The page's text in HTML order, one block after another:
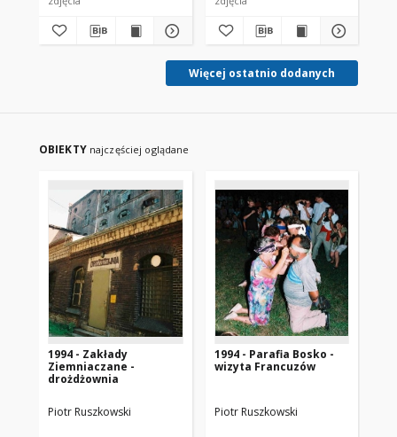
Więcej ostatnio dodanych
OBIEKTY najczęściej oglądane
1994 - Zakłady
Ziemniaczane -
drożdżownia
Piotr Ruszkowski
1994 - Parafia Bosko -
wizyta Francuzów
Piotr Ruszkowski